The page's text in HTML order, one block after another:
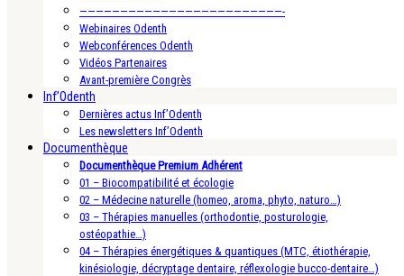
—————————————————————————-
Webinaires Odenth
Webconférences Odenth
Vidéos Partenaires
Avant-première Congrès
Inf’Odenth
Dernières actus Inf’Odenth
Les newsletters Inf’Odenth
Documenthèque
Documenthèque Premium Adhérent
01 – Biocompatibilité et écologie
02 – Médecine naturelle (homeo, aroma, phyto, naturo…)
03 – Thérapies manuelles (orthodontie, posturologie,
ostéopathie…)
04 – Thérapies énergétiques & quantiques (MTC, étiothérapie,
kinésiologie, décryptage dentaire, réflexologie bucco-dentaire…)